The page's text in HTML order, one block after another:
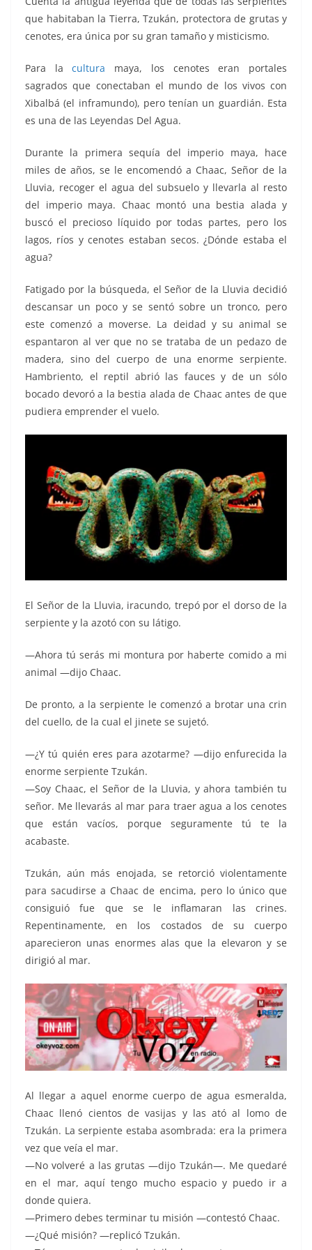
k
que habitaban la Tierra, Tzukán, protectora de grutas y
cenotes, era única por su gran tamaño y misticismo.
Para lacultura maya, los cenotes eran portales
sagrados que conectaban el mundo de los vivos con
Xibalbá (el inframundo), pero tenían un guardián. Esta
es una de las Leyendas Del Agua.
Durante la primera sequía del imperio maya, hace
miles de años, se le encomendó a Chaac, Señor de la
Lluvia, recoger el agua del subsuelo y llevarla al resto
del imperio maya. Chaac montó una bestia alada y
buscó el precioso líquido por todas partes, pero los
lagos, ríos y cenotes estaban secos. ¿Dónde estaba el
agua?
Fatigado por la búsqueda, el Señor de la Lluvia decidió
descansar un poco y se sentó sobre un tronco, pero
este comenzó a moverse. La deidad y su animal se
espantaron al ver que no se trataba de un pedazo de
madera, sino del cuerpo de una enorme serpiente.
Hambriento, el reptil abrió las fauces y de un sólo
bocado devoró a la bestia alada de Chaac antes de que
pudiera emprender el vuelo.
El Señor de la Lluvia, iracundo, trepó por el dorso de la
serpiente y la azotó con su látigo.
—Ahora tú serás mi montura por haberte comido a mi
animal —dijo Chaac.
De pronto, a la serpiente le comenzó a brotar una crin
del cuello, de la cual el jinete se sujetó.
—¿Y tú quién eres para azotarme? —dijo enfurecida la
enorme serpiente Tzukán.
—Soy Chaac, el Señor de la Lluvia, y ahora también tu
señor. Me llevarás al mar para traer agua a los cenotes
que están vacíos, porque seguramente tú te la
acabaste.
Tzukán, aún más enojada, se retorció violentamente
para sacudirse a Chaac de encima, pero lo único que
consiguió fue que se le inflamaran las crines.
Repentinamente, en los costados de su cuerpo
aparecieron unas enormes alas que la elevaron y se
dirigió al mar.
Al llegar a aquel enorme cuerpo de agua esmeralda,
Chaac llenó cientos de vasijas y las ató al lomo de
Tzukán. La serpiente estaba asombrada: era la primera
vez que veía el mar.
—No volveré a las grutas —dijo Tzukán—. Me quedaré
en el mar, aquí tengo mucho espacio y puedo ir a
donde quiera.
—Primero debes terminar tu misión —contestó Chaac.
—¿Qué misión? —replicó Tzukán.